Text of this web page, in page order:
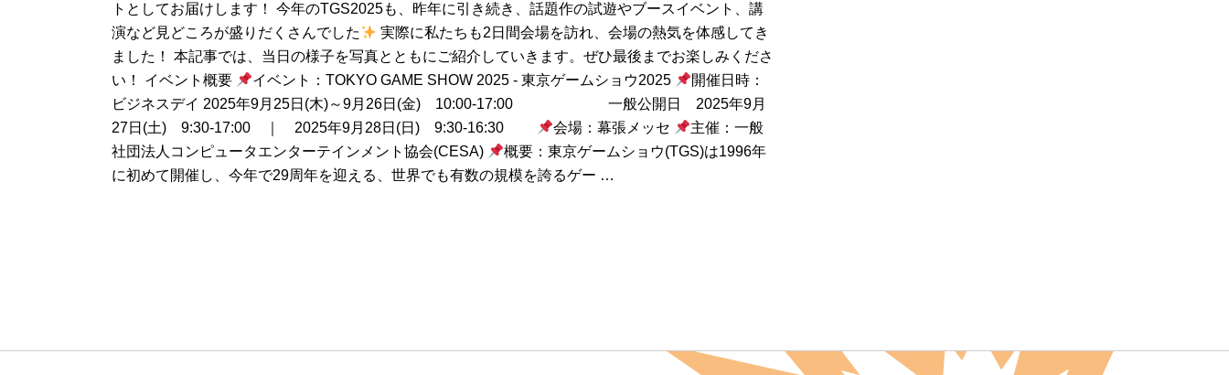
トとしてお届けします！ 今年のTGS2025も、昨年に引き続き、話題作の試遊やブースイベント、講
演など見どころが盛りだくさんでした
実際に私たちも2日間会場を訪れ、会場の熱気を体感してき
ました！ 本記事では、当日の様子を写真とともにご紹介していきます。ぜひ最後までお楽しみくださ
い！ イベント概要
イベント：TOKYO GAME SHOW 2025 - 東京ゲームショウ2025
開催日時：
ビジネスデイ 2025年9月25日(木)～9月26日(金) 10:00-17:00 一般公開日 2025年9月
27日(土) 9:30-17:00 ｜ 2025年9月28日(日) 9:30-16:30
会場：幕張メッセ
主催：一般
社団法人コンピュータエンターテインメント協会(CESA)
概要：東京ゲームショウ(TGS)は1996年
に初めて開催し、今年で29周年を迎える、世界でも有数の規模を誇るゲー …